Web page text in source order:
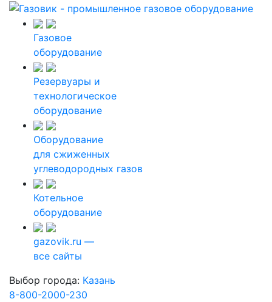
Газовое
оборудование
Резервуары и
технологическое
оборудование
Оборудование
для сжиженных
углеводородных газов
Котельное
оборудование
gazovik.ru —
все сайты
Выбор города: Казань
8-800-2000-230